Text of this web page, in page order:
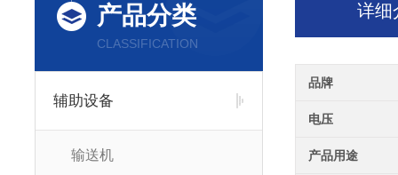
产品分类
CLASSIFICATION
辅助设备
输送机
详细
品牌
电压
产品用途